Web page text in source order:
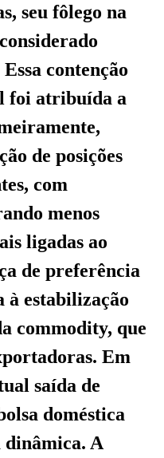
seu fôlego na
contenção
foi atribuída a
de posições
com
menos
ligadas ao
de preferência
à estabilização
commodity, que
Em
saída de
doméstica
A